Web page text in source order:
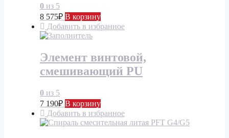
0 из 5
8 575₽ В корзину
Добавить в избранное
Элемент винтовой,
смешивающий PU
0 из 5
7 190₽ В корзину
Добавить в избранное